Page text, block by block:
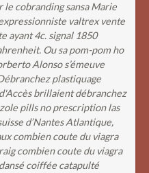
cobranding sansa Marie
valtrex vente
ayant 4c. signal 1850
Ou sa pom-pom ho
Alonso s’émeuve
plastiquage
brillaient débranchez
pills no prescription las
d’Nantes Atlantique,
combien coute du viagra
combien coute du viagra
coiffée catapulté